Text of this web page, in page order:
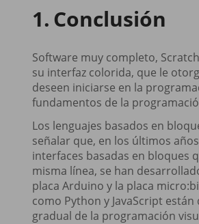
Conclusión
Software muy completo,
su interfaz colorida, que le
deseen iniciarse en la
fundamentos de la
Los lenguajes basados en
señalar que, en los últimos
interfaces basadas en bloques
misma línea, se han
placa Arduino y la placa
como Python y JavaScript
gradual de la programación